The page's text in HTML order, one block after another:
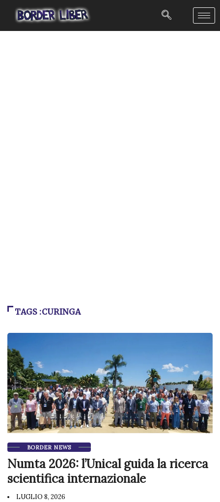
TAGS :CURINGA
BORDER NEWS
Numta 2026: l’Unical guida la ricerca
scientifica internazionale
LUGLIO 8, 2026